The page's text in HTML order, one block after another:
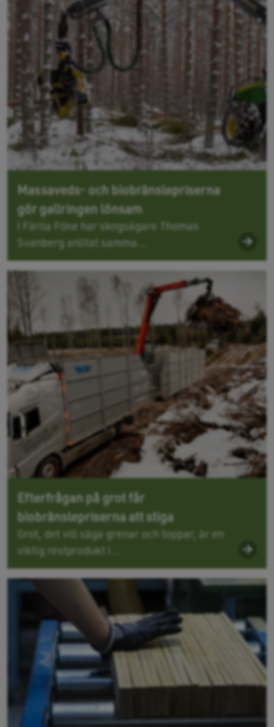
Massaveds- och biobränslepriserna
gör gallringen lönsam
I Färila Föne har skogsägare Thomas
Svanberg anlitat samma...
Efterfrågan på grot får
biobränslepriserna att stiga
Grot, det vill säga grenar och toppar, är en
viktig restprodukt i...